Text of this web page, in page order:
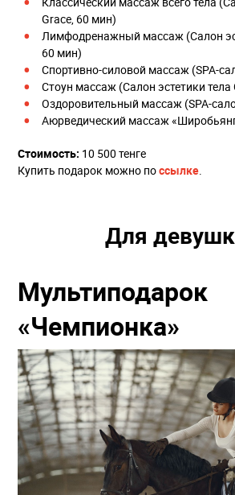
Grace, 60 мин)
Лимфодренажный массаж (Салон
60 мин)
Спортивно-силовой массаж (SPA-
Стоун массаж (Салон эстетики тела
Оздоровительный массаж (SPA-
Аюрведический массаж
Стоимость: 10 500 тенге
Купить подарок можно поссылке.
Для
Мультиподарок
«Чемпионка»